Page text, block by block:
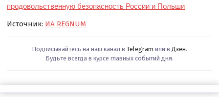
продовольственную безопасность России и Польши
Источник: ИА REGNUM
Подписывайтесь на наш канал в Telegram или в Дзен.
Будьте всегда в курсе главных событий дня.